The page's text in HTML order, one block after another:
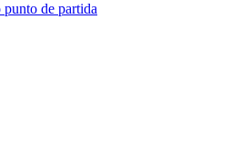
de partida